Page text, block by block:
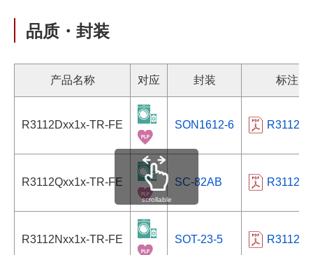
品质・封装
产品名称 对应 封装 标注
R3112Dxx1x-TR-FE SON1612-6 R3112D
R3112Qxx1x-TR-FE SC-82AB
R3112Nxx1x-TR-FE SOT-23-5 R3112N
scrollable